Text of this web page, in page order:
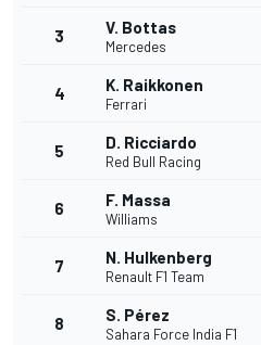
3 V. Bottas
Mercedes
4 K. Raikkonen
Ferrari
5 D. Ricciardo
Red Bull Racing
6 F. Massa
Williams
7 N. Hulkenberg
Renault F1 Team
8 S. Pérez
Sahara Force India F1